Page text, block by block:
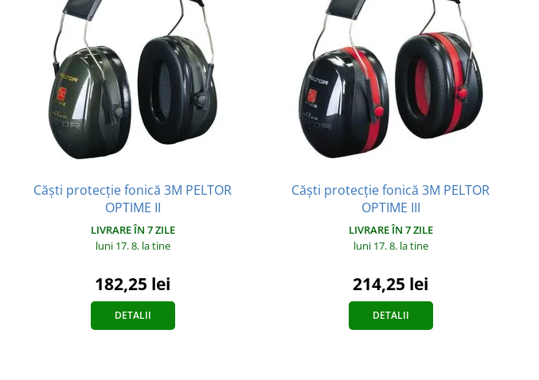
Căști protecție fonică 3M PELTOR
OPTIME II
LIVRARE ÎN 7 ZILE
luni 17. 8. la tine
182,25 lei
DETALII
Căști protecție fonică 3M PELTOR
OPTIME III
LIVRARE ÎN 7 ZILE
luni 17. 8. la tine
214,25 lei
DETALII